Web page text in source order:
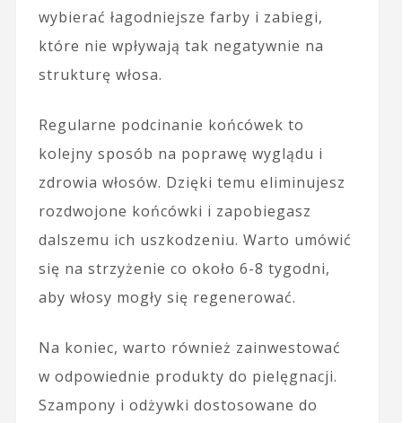
wybierać łagodniejsze farby i zabiegi,
które nie wpływają tak negatywnie na
strukturę włosa.
Regularne podcinanie końcówek to
kolejny sposób na poprawę wyglądu i
zdrowia włosów. Dzięki temu eliminujesz
rozdwojone końcówki i zapobiegasz
dalszemu ich uszkodzeniu. Warto umówić
się na strzyżenie co około 6-8 tygodni,
aby włosy mogły się regenerować.
Na koniec, warto również zainwestować
w odpowiednie produkty do pielęgnacji.
Szampony i odżywki dostosowane do